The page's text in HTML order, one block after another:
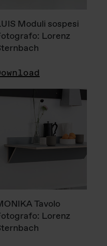
Moduli sospesi
Lorenz
Tavolo
Lorenz